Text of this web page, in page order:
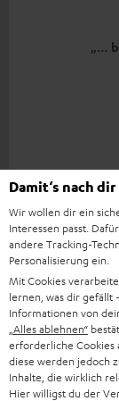
„…
„Die große
Damit‘s nach
Wir wollen dir ein
Interessen passt.
andere Tracking-
Personalisierung ein.
Mit Cookies
lernen, was dir gefällt
Informationen von
„Alles ablehnen“
erforderliche Cookies
diese werden jedoch
Inhalte, die wirklich
Hier willigst du der